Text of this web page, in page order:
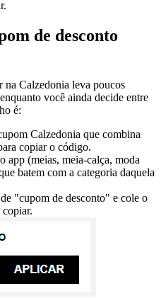
de desconto
Calzedonia leva poucos
você ainda decide entre
é:
Calzedonia que combina
copiar o código.
app (meias, meia-calça, moda
batem com a categoria daquela
"cupom de desconto" e cole o